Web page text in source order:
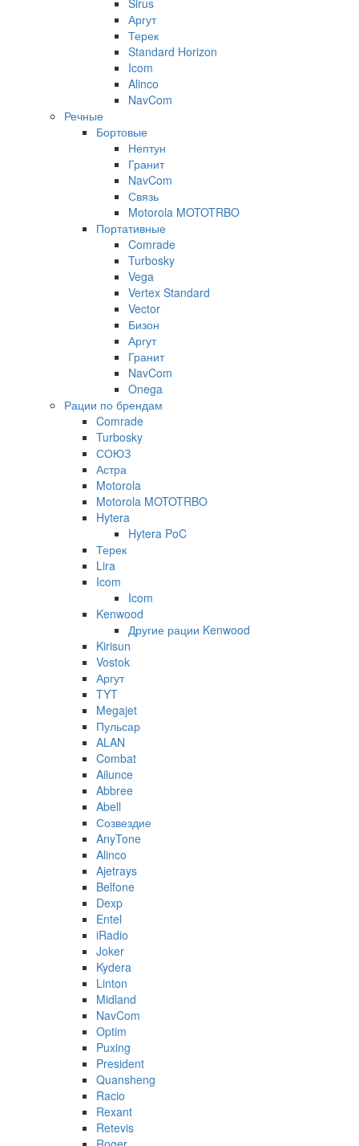
Аргут
Терек
Standard Horizon
Icom
Alinco
NavCom
Речные
Бортовые
Нептун
Гранит
NavCom
Связь
Motorola MOTOTRBO
Портативные
Comrade
Turbosky
Vega
Vertex Standard
Vector
Бизон
Аргут
Гранит
NavCom
Onega
Рации по брендам
Comrade
Turbosky
СОЮЗ
Астра
Motorola
Motorola MOTOTRBO
Hytera
Hytera PoC
Терек
Lira
Icom
Icom
Kenwood
Другие рации Kenwood
Kirisun
Vostok
Аргут
TYT
Megajet
Пульсар
ALAN
Combat
Ailunce
Abbree
Abell
Созвездие
AnyTone
Alinco
Ajetrays
Belfone
Dexp
Entel
iRadio
Joker
Kydera
Linton
Midland
NavCom
Optim
Puxing
President
Quansheng
Racio
Rexant
Retevis